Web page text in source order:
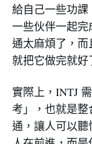
給自己一些功
一些伙伴一起
通太麻煩了，
就把它做完就好
實際上，INTJ
考」，也就是
通，讓人可以